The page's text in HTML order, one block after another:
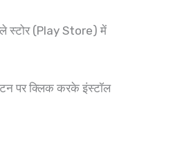
स्टोर (Play Store) में
पर क्लिक करके इंस्टॉल